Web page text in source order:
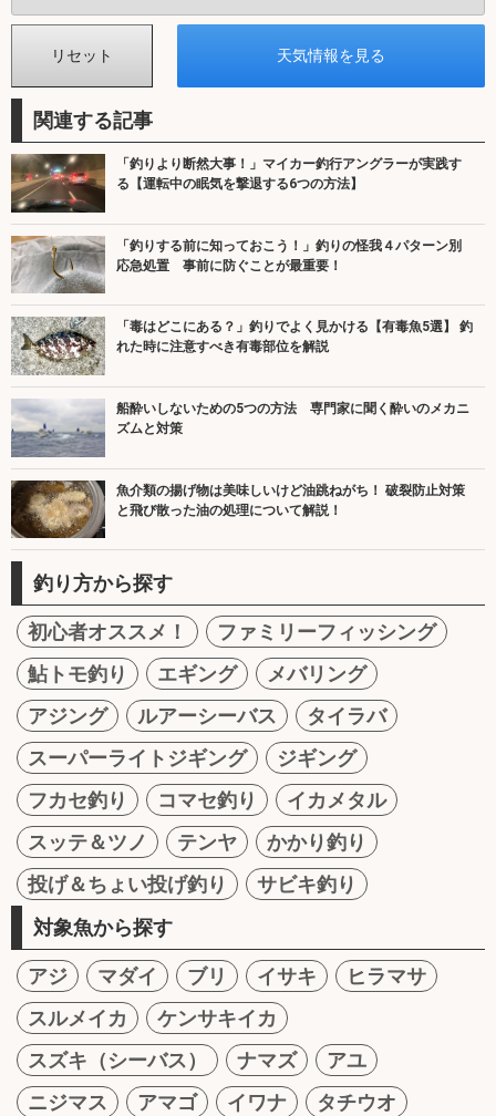
関連する記事
「釣りより断然大事！」マイカー釣行アングラーが実践す
る【運転中の眠気を撃退する6つの方法】
「釣りする前に知っておこう！」釣りの怪我４パターン別
応急処置 事前に防ぐことが最重要！
「毒はどこにある？」釣りでよく見かける【有毒魚5選】 釣
れた時に注意すべき有毒部位を解説
船酔いしないための5つの方法 専門家に聞く酔いのメカニ
ズムと対策
魚介類の揚げ物は美味しいけど油跳ねがち！ 破裂防止対策
と飛び散った油の処理について解説！
釣り方から探す
初心者オススメ！
ファミリーフィッシング
鮎トモ釣り
エギング
メバリング
アジング
ルアーシーバス
タイラバ
スーパーライトジギング
ジギング
フカセ釣り
コマセ釣り
イカメタル
スッテ＆ツノ
テンヤ
かかり釣り
投げ＆ちょい投げ釣り
サビキ釣り
対象魚から探す
アジ マダイ ブリ イサキ
ヒラマサ
スルメイカ
ケンサキイカ
スズキ（シーバス）
ナマズ
アユ
ニジマス
アマゴ イワナ
タチウオ